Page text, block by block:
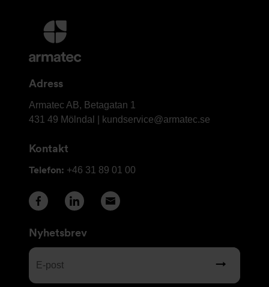
Ytterligare
information
och
Adress
Armatec
AB
Armatec AB, Betagatan 1
431 49 Mölndal |
kundservice@armatec.se
Kontakt
Telefon: +46 31 89 01 00
Nyhetsbrev
E-
post
(Obligatoriskt)